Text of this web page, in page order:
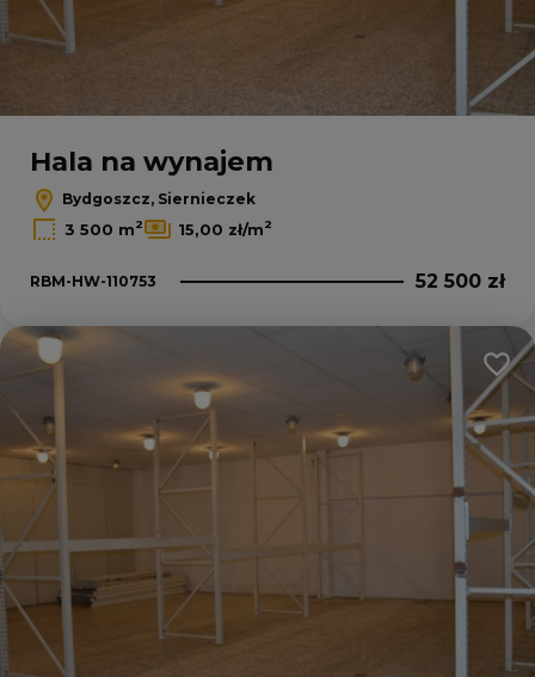
Hala na wynajem
Bydgoszcz, Siernieczek
3 500 m2 15,00 zł/m2
RBM-HW-110753 52 500 zł